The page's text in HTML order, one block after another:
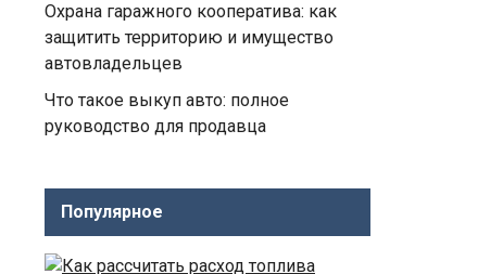
Охрана гаражного кооператива: как
защитить территорию и имущество
автовладельцев
Что такое выкуп авто: полное
руководство для продавца
Популярное